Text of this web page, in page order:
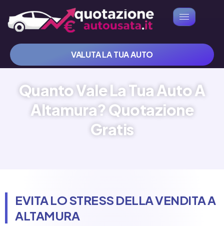
VALUTA LA TUA AUTO
Quanto Vale La Tua Auto A
Altamura? Quotazione
Gratis
EVITA LO STRESS DELLA VENDITA A
ALTAMURA